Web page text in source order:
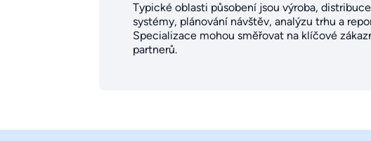
Typické oblasti působení jsou výroba,
systémy, plánování návštěv, analýzu trhu a
Specializace mohou směřovat na klíčové
partnerů.